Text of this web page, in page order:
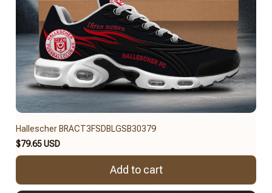
Hallescher BRACT3FSDBLGSB30379
$79.65 USD
Add to cart